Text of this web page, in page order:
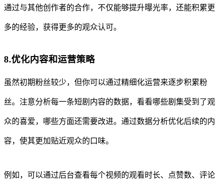
通过与其他创作者的合作，不仅能够提升曝光率，还能积累更
多的经验，获得更多的观众认可。
8.优化内容和运营策略
虽然初期粉丝较少，但你可以通过精细化运营来逐步积累粉
丝。注意分析每一条短剧内容的数据，看看哪些剧集受到了观
众的喜爱，哪些方面还需要改进。通过数据分析优化后续的内
容，使其更加贴近观众的口味。
例如，可以通过后台查看每个视频的观看时长、点赞数、评论